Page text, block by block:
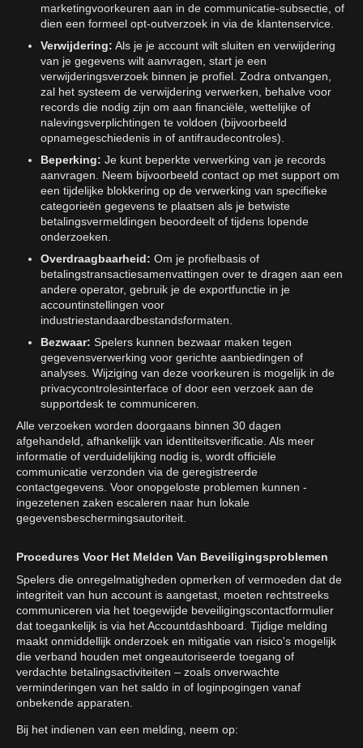
marketingvoorkeuren aan in de communicatie-subsectie, of
dien een formeel opt-outverzoek in via de klantenservice.
Verwijdering: Als je je account wilt sluiten en verwijdering
van je gegevens wilt aanvragen, start je een
verwijderingsverzoek binnen je profiel. Zodra ontvangen,
zal het systeem de verwijdering verwerken, behalve voor
records die nodig zijn om aan financiële, wettelijke of
nalevingsverplichtingen te voldoen (bijvoorbeeld
opnamegeschiedenis in of antifraudecontroles).
Beperking: Je kunt beperkte verwerking van je records
aanvragen. Neem bijvoorbeeld contact op met support om
een tijdelijke blokkering op de verwerking van specifieke
categorieën gegevens te plaatsen als je betwiste
betalingsvermeldingen beoordeelt of tijdens lopende
onderzoeken.
Overdraagbaarheid: Om je profielbasis of
betalingstransactiesamenvattingen over te dragen aan een
andere operator, gebruik je de exportfunctie in je
accountinstellingen voor
industriestandaardbestandsformaten.
Bezwaar: Spelers kunnen bezwaar maken tegen
gegevensverwerking voor gerichte aanbiedingen of
analyses. Wijziging van deze voorkeuren is mogelijk in de
privacycontrolesinterface of door een verzoek aan de
supportdesk te communiceren.
Alle verzoeken worden doorgaans binnen 30 dagen
afgehandeld, afhankelijk van identiteitsverificatie. Als meer
informatie of verduidelijking nodig is, wordt officiële
communicatie verzonden via de geregistreerde
contactgegevens. Voor onopgeloste problemen kunnen -
ingezetenen zaken escaleren naar hun lokale
gegevensbeschermingsautoriteit.
Procedures Voor Het Melden Van Beveiligingsproblemen
Spelers die onregelmatigheden opmerken of vermoeden dat de
integriteit van hun account is aangetast, moeten rechtstreeks
communiceren via het toegewijde beveiligingscontactformulier
dat toegankelijk is via het Accountdashboard. Tijdige melding
maakt onmiddellijk onderzoek en mitigatie van risico's mogelijk
die verband houden met ongeautoriseerde toegang of
verdachte betalingsactiviteiten – zoals onverwachte
verminderingen van het saldo in of loginpogingen vanaf
onbekende apparaten.
Bij het indienen van een melding, neem op: